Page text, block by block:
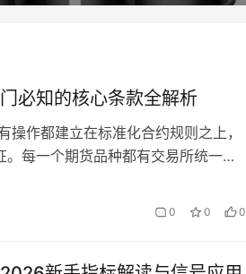
必知的核心条款全解析
作都建立在标准化合约规则之上，
每一个期货品种都有交易所统一制
合约规则的框架内进行交易，不能自
0 0 0